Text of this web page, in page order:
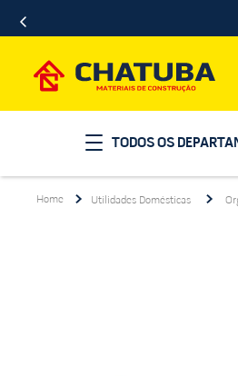
TODOS OS
Utilidades Domésticas